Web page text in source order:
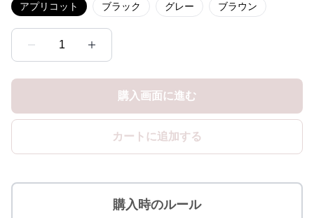
アプリコット ブラック グレー ブラウン
1
購入画面に進む
カートに追加する
購入時のルール